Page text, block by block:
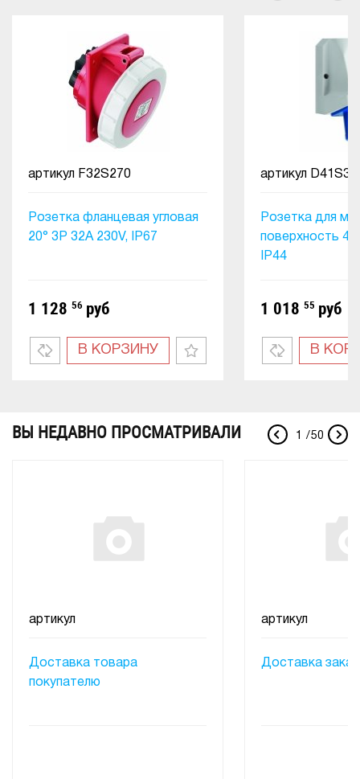
Розетка фланцевая угловая
20° 3P 32A 230V, IP67
артикул F32S270
1 128 56 руб
В КОРЗИНУ
Розетка для
поверхность
IP44
артикул D41S32
1 018 55 руб
В
ВЫ НЕДАВНО ПРОСМАТРИВАЛИ /50
Доставка товара
покупателю
артикул
Доставка
артикул
1